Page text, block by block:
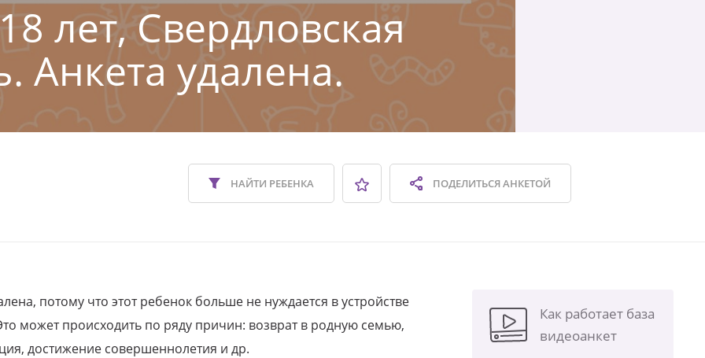
лет, Свердловская
Анкета удалена.
ПОДЕЛИТЬСЯАНКЕТОЙ
НАЙТИ РЕБЕНКА
потому что этот ребенок больше не нуждается в устройстве
может происходить по ряду причин: возврат в родную семью,
достижение совершеннолетия и др.
Как работает база
видеоанкет